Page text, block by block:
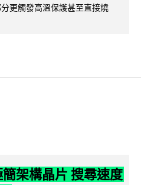
更觸發高溫保護甚至直接燒
架構晶片 搜尋速度